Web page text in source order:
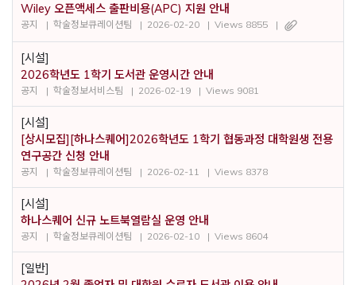
Wiley 오픈액세스 출판비용(APC) 지원 안내
공지 학술정보큐레이션팀 2026-02-20 Views 8855
[시설]
2026학년도 1학기 도서관 운영시간 안내
공지 학술정보서비스팀 2026-02-19 Views 9081
[시설]
[상시모집][하나스퀘어]2026학년도 1학기 협동과정 대학원생 전용
연구공간 신청 안내
공지 학술정보큐레이션팀 2026-02-11 Views 8378
[시설]
하나스퀘어 신규 노트북열람실 운영 안내
공지 학술정보큐레이션팀 2026-02-10 Views 8604
[일반]